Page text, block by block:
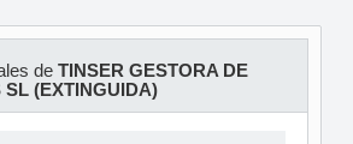
de TINSER GESTORA DE
SL (EXTINGUIDA)